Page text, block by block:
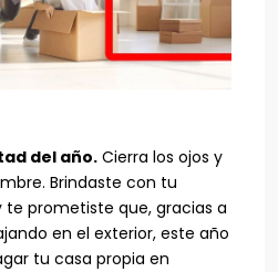
del año. Cierra los ojos y
Brindaste con tu
prometiste que, gracias a
en el exterior, este año
tu casa propia en